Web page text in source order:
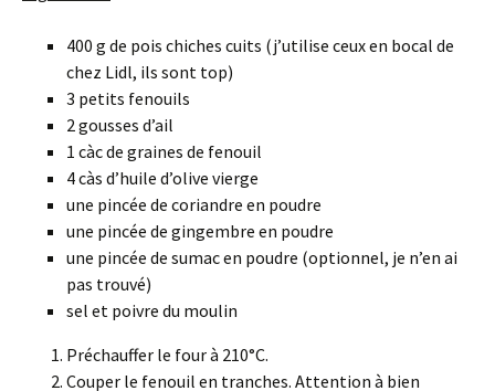
400 g de pois chiches cuits (j’utilise ceux en bocal de
chez Lidl, ils sont top)
3 petits fenouils
2 gousses d’ail
1 càc de graines de fenouil
4 càs d’huile d’olive vierge
une pincée de coriandre en poudre
une pincée de gingembre en poudre
une pincée de sumac en poudre (optionnel, je n’en ai
pas trouvé)
sel et poivre du moulin
Préchauffer le four à 210°C.
Couper le fenouil en tranches. Attention à bien